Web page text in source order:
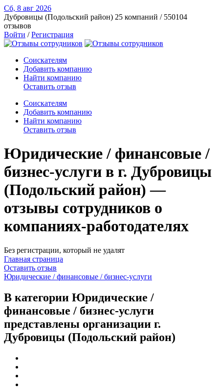
Сб, 8 авг 2026
Дубровицы (Подольский район) 25 компаний / 550104
отзывов
Войти /Регистрация
Соискателям
Добавить компанию
Найти компанию
Оставить отзыв
Соискателям
Добавить компанию
Найти компанию
Оставить отзыв
Юридические / финансовые /
бизнес-услуги в г. Дубровицы
(Подольский район) —
отзывы сотрудников о
компаниях-работодателях
Без регистрации, который не удалят
Главная страница
Оставить отзыв
Юридические / финансовые / бизнес-услуги
В категории Юридические /
финансовые / бизнес-услуги
представлены организации г.
Дубровицы (Подольский район)